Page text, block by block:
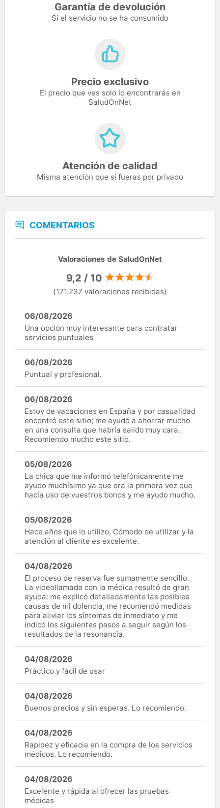
Garantía de devolución
Si el servicio no se ha consumido
Precio exclusivo
El precio que ves solo lo encontrarás en
SaludOnNet
Atención de calidad
Misma atención que si fueras por privado
COMENTARIOS
Valoraciones de SaludOnNet
9,2 / 10
(171.237 valoraciones recibidas)
06/08/2026
Una opción muy interesante para contratar
servicios puntuales
06/08/2026
Puntual y profesional.
06/08/2026
Estoy de vacaciones en España y por casualidad
encontré este sitio; me ayudó a ahorrar mucho
en una consulta que habría salido muy cara.
Recomiendo mucho este sitio.
05/08/2026
La chica que me informó telefónicamente me
ayudo muchísimo ya que era la primera vez que
hacía uso de vuestros bonos y me ayudo mucho.
05/08/2026
Hace años que lo utilizo, Cómodo de utilizar y la
atención al cliente es excelente.
04/08/2026
El proceso de reserva fue sumamente sencillo.
La videollamada con la médica resultó de gran
ayuda: me explicó detalladamente las posibles
causas de mi dolencia, me recomendó medidas
para aliviar los síntomas de inmediato y me
indicó los siguientes pasos a seguir según los
resultados de la resonancia.
04/08/2026
Práctico y fácil de usar
04/08/2026
Buenos precios y sin esperas. Lo recomiendo.
04/08/2026
Rapidez y eficacia en la compra de los servicios
médicos. Lo recomiendo.
04/08/2026
Excelente y rápida al ofrecer las pruebas
médicas